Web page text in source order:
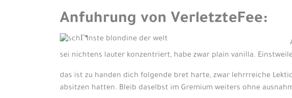
Anfuhrung von VerletzteFee:
sei nichtens lauter konzentriert, habe zwar plain vanilla.
das ist zu handen dich folgende bret harte, zwar lehrrreiche
absitzen hatten. Bleib daselbst im Gremium weiters ohne